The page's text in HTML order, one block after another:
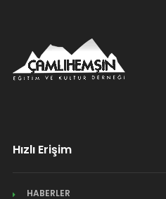
Hızlı Erişim
HABERLER